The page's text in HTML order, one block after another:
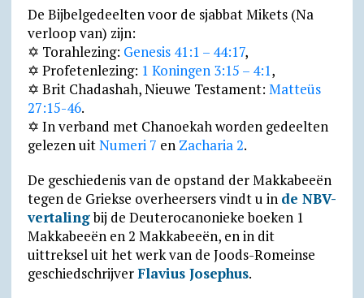
p
m
k
i
n
d
y
.
o
m
De Bijbelgedeelten voor de sjabbat Mikets (Na
verloop van) zijn:
✡ Torahlezing: Genesis 41:1 – 44:17,
✡ Profetenlezing: 1 Koningen 3:15 – 4:1,
✡ Brit Chadashah, Nieuwe Testament: Matteüs
27:15-46.
✡ In verband met Chanoekah worden gedeelten
gelezen uitNumeri 7 en Zacharia 2.
De geschiedenis van de opstand der Makkabeeën
tegen de Griekse over­heer­sers vindt u in de NBV-
vertalingbij de Deutero­cano­nieke boeken 1
Makkabeeën en 2 Makkabeeën, en in dit
uittreksel uit het werk van de Joods-Romeinse
geschiedschrijverFlavius Josephus.